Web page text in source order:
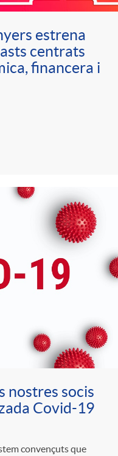
estrena
centrats
financera i
nostres socis
Covid-19
convençuts que